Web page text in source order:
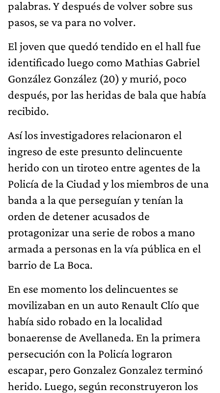
palabras. Y después de volver sobre sus
pasos, se va para no volver.
El joven que quedó tendido en el hall fue
identificado luego como Mathias Gabriel
González González (20) y murió, poco
después, por las heridas de bala que había
recibido.
Así los investigadores relacionaron el
ingreso de este presunto delincuente
herido con un tiroteo entre agentes de la
Policía de la Ciudad y los miembros de una
banda a la que perseguían y tenían la
orden de detener acusados de
protagonizar una serie de robos a mano
armada a personas en la vía pública en el
barrio de La Boca.
En ese momento los delincuentes se
movilizaban en un auto Renault Clío que
había sido robado en la localidad
bonaerense de Avellaneda. En la primera
persecución con la Policía lograron
escapar, pero Gonzalez Gonzalez terminó
herido. Luego, según reconstruyeron los